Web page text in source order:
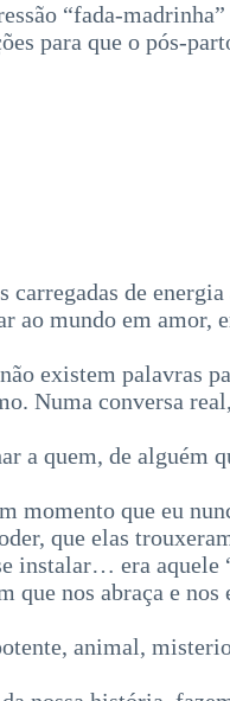
“fada-
para que o pós-
de
ao mundo em
existem palavras
Numa conversa
a quem, de alguém
momento que eu
que elas
instalar… era
que nos abraça e
animal,